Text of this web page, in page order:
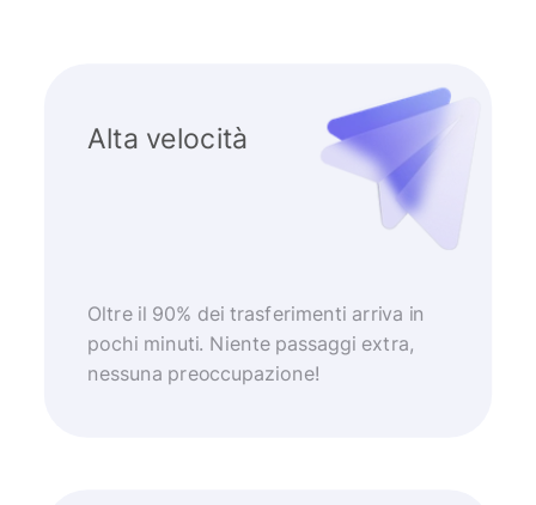
Alta velocità
Oltre il 90% dei trasferimenti arriva in
pochi minuti. Niente passaggi extra,
nessuna preoccupazione!